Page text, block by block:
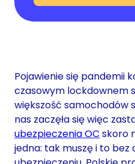
Pojawienie się pandemii
czasowym lockdownem
większość samochodów
nas zaczęła się więc
ubezpieczenia OC skoro
jedna: tak muszę i to